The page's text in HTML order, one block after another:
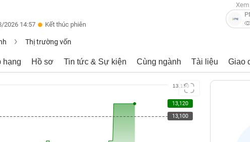
2026 14:57 Kết thúc phiên
Thị trường vốn
hạng Hồ sơ Tin tức & Sự kiện Cùng ngành Tài liệu Giao
13,100
13,150
13,100
13,120